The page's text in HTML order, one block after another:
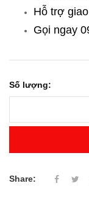
Hỗ trợ
Gọi ngay
Số lượng:
Share: